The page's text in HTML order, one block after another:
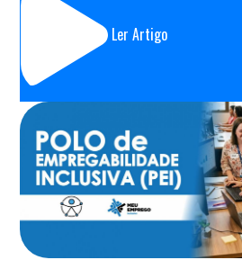
Ler Artigo